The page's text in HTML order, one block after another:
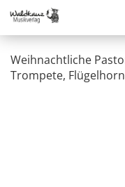
Weihnachtliche
Trompete,